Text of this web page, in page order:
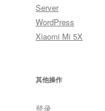
Server
WordPress
Xiaomi Mi 5X
其他操作
登录